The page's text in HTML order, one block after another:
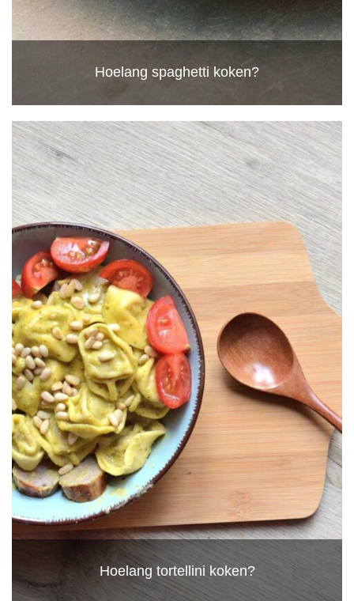
Hoelang spaghetti koken?
Hoelang tortellini koken?